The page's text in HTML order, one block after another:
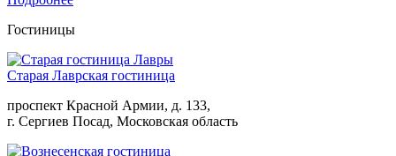
Гостиницы
Старая Лаврская гостиница
проспект Красной Армии, д. 133,
г. Сергиев Посад, Московская область